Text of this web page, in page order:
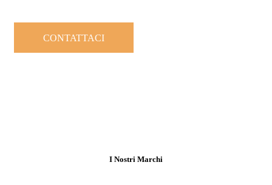
CONTATTACI
I Nostri Marchi